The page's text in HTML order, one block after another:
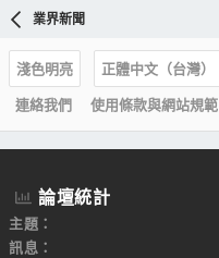
業界新聞
淺色明亮
正體中文（台灣）
連絡我們
使用條款與網站規範
論壇統計
主題
訊息